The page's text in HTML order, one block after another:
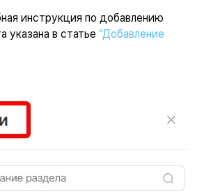
инструкция по добавлению
указана в статье “Добавление